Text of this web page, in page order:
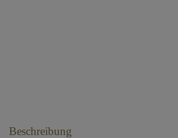
Beschreibung